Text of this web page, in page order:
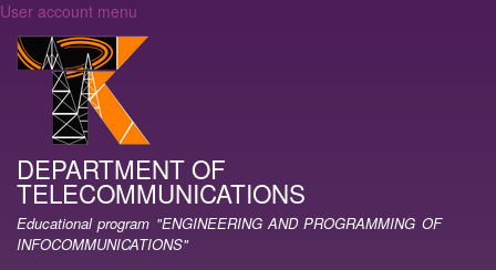
User account menu
DEPARTMENT OF
TELECOMMUNICATIONS
Educational program "ENGINEERING AND PROGRAMMING OF
INFOCOMMUNICATIONS"